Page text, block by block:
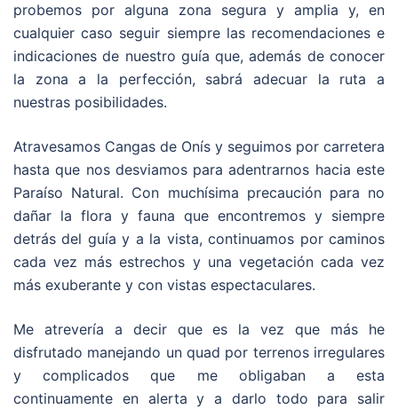
probemos por alguna zona segura y amplia y, en
cualquier caso seguir siempre las recomendaciones e
indicaciones de nuestro guía que, además de conocer
la zona a la perfección, sabrá adecuar la ruta a
nuestras posibilidades.
Atravesamos Cangas de Onís y seguimos por carretera
hasta que nos desviamos para adentrarnos hacia este
Paraíso Natural. Con muchísima precaución para no
dañar la flora y fauna que encontremos y siempre
detrás del guía y a la vista, continuamos por caminos
cada vez más estrechos y una vegetación cada vez
más exuberante y con vistas espectaculares.
Me atrevería a decir que es la vez que más he
disfrutado manejando un quad por terrenos irregulares
y complicados que me obligaban a esta
continuamente en alerta y a darlo todo para salir